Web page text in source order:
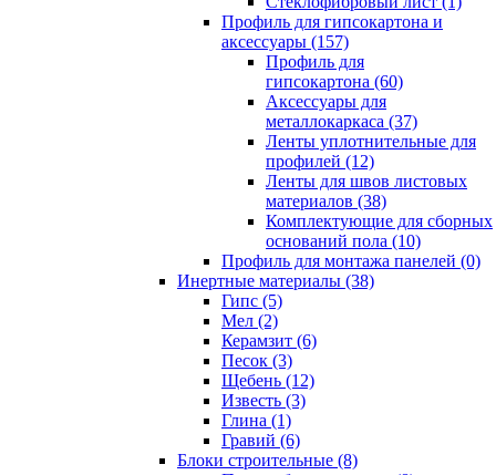
Профиль для гипсокартона и
аксессуары (157)
Профиль для
гипсокартона (60)
Аксессуары для
металлокаркаса (37)
Ленты уплотнительные для
профилей (12)
Ленты для швов листовых
материалов (38)
Комплектующие для сборных
оснований пола (10)
Профиль для монтажа панелей (0)
Инертные материалы (38)
Гипс (5)
Мел (2)
Керамзит (6)
Песок (3)
Щебень (12)
Известь (3)
Глина (1)
Гравий (6)
Блоки строительные (8)